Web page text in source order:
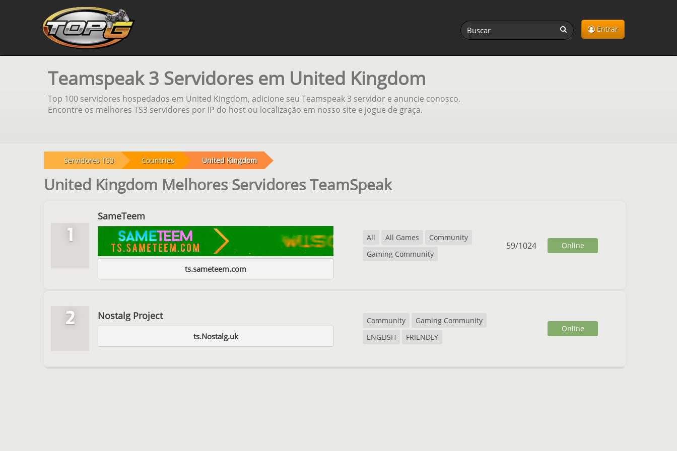
Entrar
Teamspeak 3 Servidores em United Kingdom
Top 100 servidores hospedados em United Kingdom, adicione seu Teamspeak 3 servidor e anuncie conosco.
Encontre os melhores TS3 servidores por IP do host ou localização em nosso site e jogue de graça.
Servidores TS3 Countries United Kingdom
United Kingdom Melhores Servidores TeamSpeak
1
SameTeem
ts.sameteem.com
All All Games
Community
Gaming Community
59/1024 Online
2 Nostalg Project
ts.Nostalg.uk
Community
Gaming Community
ENGLISH
FRIENDLY
Online